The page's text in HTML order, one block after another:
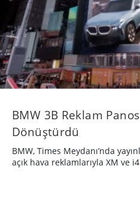
BMW 3B Reklam
Dönüştürdü
BMW, Times Meydanı’nda
açık hava reklamlarıyla XM ve